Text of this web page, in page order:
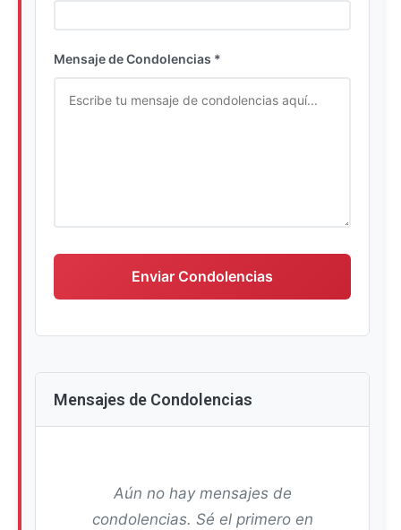
Mensaje de Condolencias *
Enviar Condolencias
Mensajes de Condolencias
Aún no hay mensajes de
condolencias. Sé el primero en